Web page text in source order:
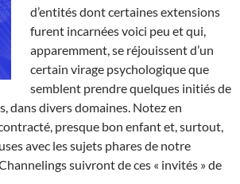
d’entités dont certaines extensions
furent incarnées voici peu et qui,
apparemment, se réjouissent d’un
certain virage psychologique que
semblent prendre quelques initiés de
dans divers domaines. Notez en
presque bon enfant et, surtout,
avec les sujets phares de notre
suivront de ces « invités » de